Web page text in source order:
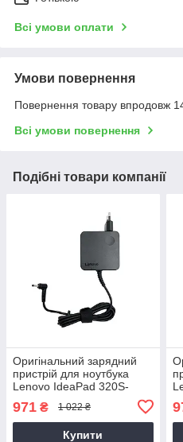
Всі умови оплати
Умови повернення
Повернення товару впродовж
Всі умови повернення
Подібні товари компанії
Оригінальний зарядний
пристрій для ноутбука
Lenovo IdeaPad 320S-
971 ₴ 1 022 ₴
Купити